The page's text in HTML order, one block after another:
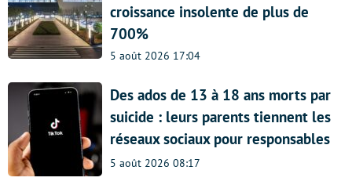
croissance insolente de plus de
700%
5 août 2026 17:04
Des ados de 13 à 18 ans morts par
suicide : leurs parents tiennent les
réseaux sociaux pour responsables
5 août 2026 08:17